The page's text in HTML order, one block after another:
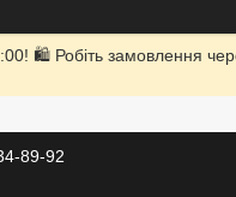
🛍 Робіть замовлення
89-92